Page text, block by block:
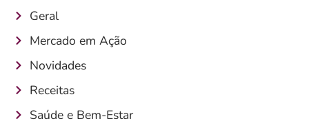
Geral
Mercado em Ação
Novidades
Receitas
Saúde e Bem-Estar